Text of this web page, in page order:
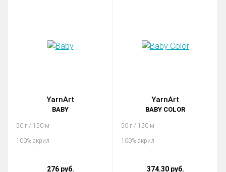
YarnArt
BABY
50 г / 150 м
100% акрил
276 руб.
YarnArt
BABY COLOR
50 г / 150 м
100% акрил
374.30 руб.